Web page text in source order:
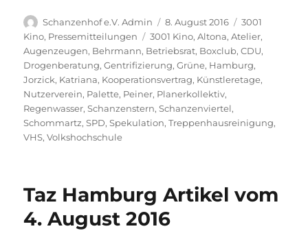
Autor
Schanzenhof e.V. Admin
Veröffentlicht
am
8. August 2016 Kategorien
3001
Kino, Pressemitteilungen Schlagwörter
3001 Kino,Altona,Atelier,
Augenzeugen, Behrmann, Betriebsrat, Boxclub,CDU,
Drogenberatung,Gentrifizierung,Grüne, Hamburg,
Jorzick, Katriana, Kooperationsvertrag, Künstleretage,
Nutzerverein, Palette, Peiner, Planerkollektiv,
Regenwasser,Schanzenstern,Schanzenviertel,
Schommartz,SPD,Spekulation,Treppenhausreinigung,
VHS,Volkshochschule
Taz Hamburg Artikel vom
4. August 2016